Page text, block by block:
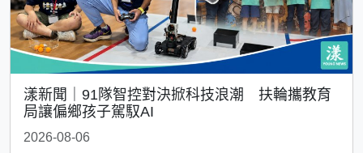
漾新聞｜91隊智控對決掀科技浪潮 扶輪攜教育
局讓偏鄉孩子駕馭AI
2026-08-06